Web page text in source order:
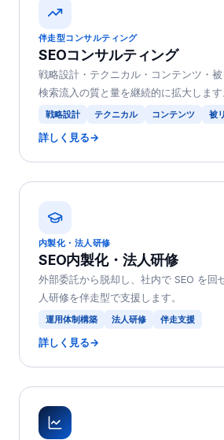
伴走型コンサルティング
SEOコンサルティング
戦略設計・テクニカル・コンテンツ・被
検索流入の質と量を継続的に拡大します
戦略設計 テクニカル コンテンツ 被
詳しく見る→
内製化・法人研修
SEO内製化・法人研修
外部委託から脱却し、社内で SEO を回
人研修を伴走型で支援します。
運用体制構築 法人研修 伴走支援
詳しく見る→